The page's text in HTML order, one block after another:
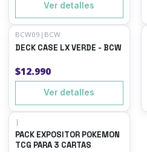
Ver detalles
Agotado
BCW09 | BCW
DECK CASE LX VERDE - BCW
$12.990
Ver detalles
|
PACK EXPOSITOR POKEMON
TCG PARA 3 CARTAS